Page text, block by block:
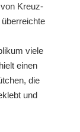
Kreuz-
viele
einen
die
und